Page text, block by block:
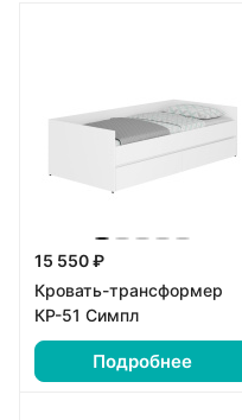
15 550 ₽
Кровать-трансформер
КР-51 Симпл
Подробнее